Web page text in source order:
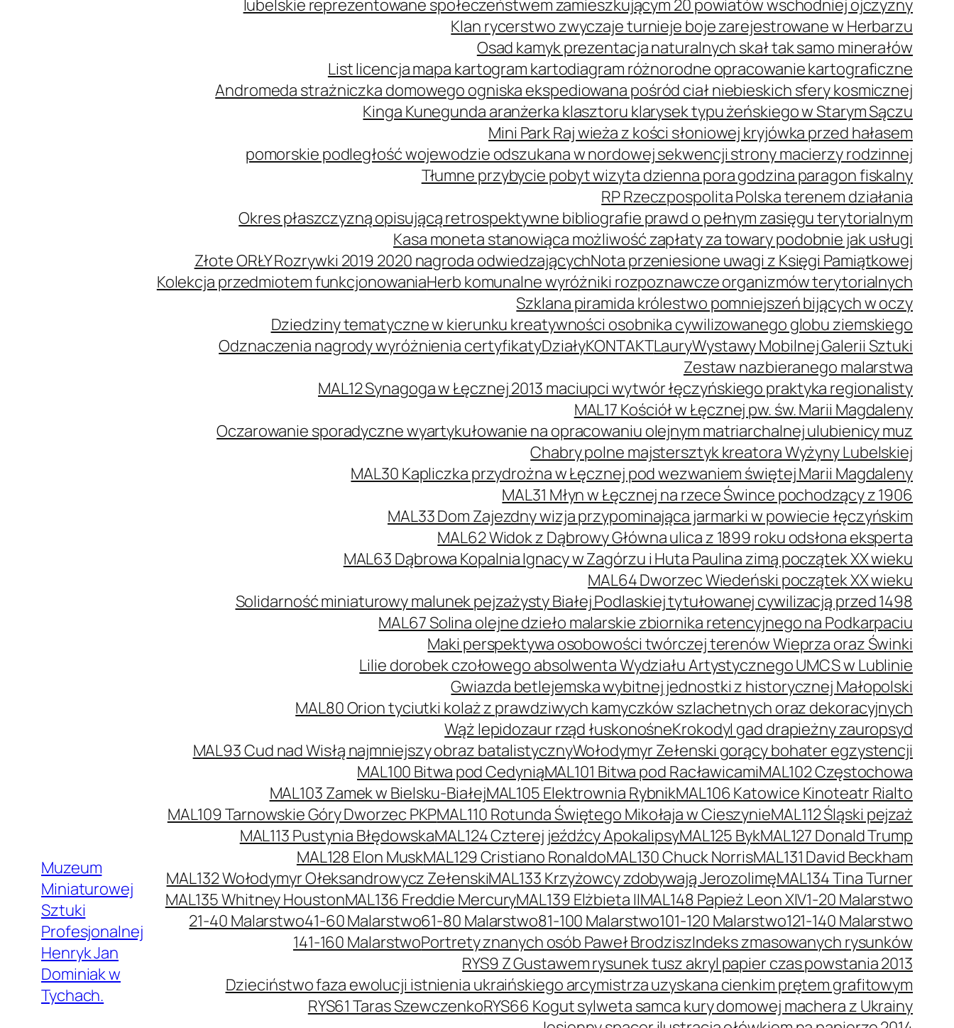
Muzeum
Miniaturowej
Sztuki
Profesjonalnej
Henryk Jan
Dominiak w
Tychach.
lubelskie reprezentowane społeczeństwem zamieszkującym 20 powiatów wschodniej ojczyzny
Klan rycerstwo zwyczaje turnieje boje zarejestrowane w Herbarzu
Osad kamyk prezentacja naturalnych skał tak samo minerałów
List licencja mapa kartogram kartodiagram różnorodne opracowanie kartograficzne
Andromeda strażniczka domowego ogniska ekspediowana pośród ciał niebieskich sfery kosmicznej
Kinga Kunegunda aranżerka klasztoru klarysek typu żeńskiego w Starym Sączu
Mini Park Raj wieża z kości słoniowej kryjówka przed hałasem
pomorskie podległość wojewodzie odszukana w nordowej sekwencji strony macierzy rodzinnej
Tłumne przybycie pobyt wizyta dzienna pora godzina paragon fiskalny
RP Rzeczpospolita Polska terenem działania
Okres płaszczyzną opisującą retrospektywne bibliografie prawd o pełnym zasięgu terytorialnym
Kasa moneta stanowiąca możliwość zapłaty za towary podobnie jak usługi
Złote ORŁY Rozrywki 2019 2020 nagroda odwiedzającychNota przeniesione uwagi z Księgi Pamiątkowej
Kolekcja przedmiotem funkcjonowaniaHerb komunalne wyróżniki rozpoznawcze organizmów terytorialnych
Szklana piramida królestwo pomniejszeń bijących w oczy
Dziedziny tematyczne w kierunku kreatywności osobnika cywilizowanego globu ziemskiego
Odznaczenia nagrody wyróżnienia certyfikatyDziałyKONTAKTLauryWystawy Mobilnej Galerii Sztuki
Zestaw nazbieranego malarstwa
MAL12 Synagoga w Łęcznej 2013 maciupci wytwór łęczyńskiego praktyka regionalisty
MAL17 Kościół w Łęcznej pw. św. Marii Magdaleny
Oczarowanie sporadyczne wyartykułowanie na opracowaniu olejnym matriarchalnej ulubienicy muz
Chabry polne majstersztyk kreatora Wyżyny Lubelskiej
MAL30 Kapliczka przydrożna w Łęcznej pod wezwaniem świętej Marii Magdaleny
MAL31 Młyn w Łęcznej na rzece Śwince pochodzący z 1906
MAL33 Dom Zajezdny wizja przypominająca jarmarki w powiecie łęczyńskim
MAL62 Widok z Dąbrowy Główna ulica z 1899 roku odsłona eksperta
MAL63 Dąbrowa Kopalnia Ignacy w Zagórzu i Huta Paulina zimą początek XX wieku
MAL64 Dworzec Wiedeński początek XX wieku
Solidarność miniaturowy malunek pejzażysty Białej Podlaskiej tytułowanej cywilizacją przed 1498
MAL67 Solina olejne dzieło malarskie zbiornika retencyjnego na Podkarpaciu
Maki perspektywa osobowości twórczej terenów Wieprza oraz Świnki
Lilie dorobek czołowego absolwenta Wydziału Artystycznego UMCS w Lublinie
Gwiazda betlejemska wybitnej jednostki z historycznej Małopolski
MAL80 Orion tyciutki kolaż z prawdziwych kamyczków szlachetnych oraz dekoracyjnych
Wąż lepidozaur rząd łuskonośneKrokodyl gad drapieżny zauropsyd
MAL93 Cud nad Wisłą najmniejszy obraz batalistycznyWołodymyr Zełenski gorący bohater egzystencji
MAL100 Bitwa pod CedyniąMAL101 Bitwa pod RacławicamiMAL102 Częstochowa
MAL103 Zamek w Bielsku-BiałejMAL105 Elektrownia RybnikMAL106 Katowice Kinoteatr Rialto
MAL109 Tarnowskie Góry Dworzec PKPMAL110 Rotunda Świętego Mikołaja w CieszynieMAL112 Śląski pejzaż
MAL113 Pustynia BłędowskaMAL124 Czterej jeźdźcy ApokalipsyMAL125 BykMAL127 Donald Trump
MAL128 Elon MuskMAL129 Cristiano RonaldoMAL130 Chuck NorrisMAL131 David Beckham
MAL132 Wołodymyr Ołeksandrowycz ZełenskiMAL133 Krzyżowcy zdobywają JerozolimęMAL134 Tina Turner
MAL135 Whitney HoustonMAL136 Freddie MercuryMAL139 Elżbieta IIMAL148 Papież Leon XIV1-20 Malarstwo
21-40 Malarstwo41-60 Malarstwo61-80 Malarstwo81-100 Malarstwo101-120 Malarstwo121-140 Malarstwo
141-160 MalarstwoPortrety znanych osób Paweł BrodziszIndeks zmasowanych rysunków
RYS9 Z Gustawem rysunek tusz akryl papier czas powstania 2013
Dzieciństwo faza ewolucji istnienia ukraińskiego arcymistrza uzyskana cienkim prętem grafitowym
RYS61 Taras SzewczenkoRYS66 Kogut sylweta samca kury domowej machera z Ukrainy